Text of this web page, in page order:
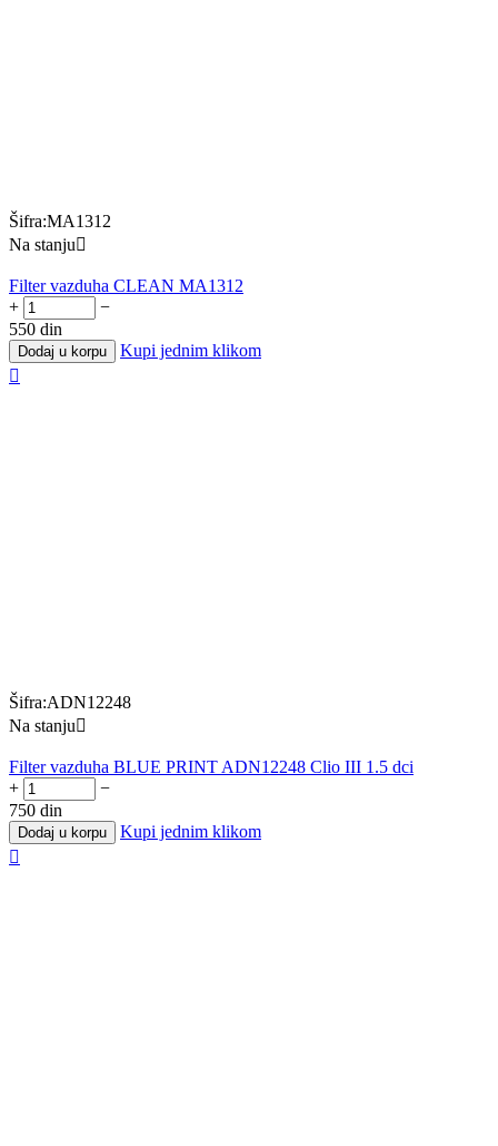
Šifra:MA1312
Na stanju
Filter vazduha CLEAN MA1312
+
−
550 din
Dodaj u korpu
Kupi jednim klikom

Šifra:ADN12248
Na stanju
Filter vazduha BLUE PRINT ADN12248 Clio III 1.5 dci
+
−
750 din
Dodaj u korpu
Kupi jednim klikom
